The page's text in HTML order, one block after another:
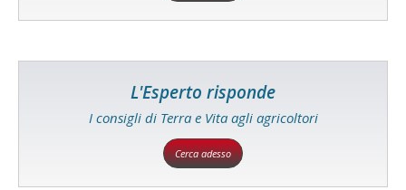
L'Esperto risponde
I consigli di Terra e Vita agli agricoltori
Cerca adesso